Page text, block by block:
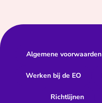
Algemene voorwaarden
Werken bij de EO
Richtlijnen